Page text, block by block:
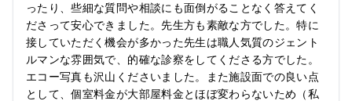
ったり、些細な質問や相談にも面倒がることなく答えてく
ださって安心できました。先生方も素敵な方でした。特に
接していただく機会が多かった先生は職人気質のジェント
ルマンな雰囲気で、的確な診察をしてくださる方でした。
エコー写真も沢山くださいました。また施設面での良い点
として、個室料金が大部屋料金とほぼ変わらないため（私